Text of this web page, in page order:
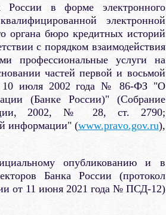
России в форме электронного
электронной
органа бюро кредитных историй
с порядком взаимодействия
профессиональные услуги на
частей первой и восьмой
10 июля 2002 года № 86-ФЗ "О
(Банке России)" (Собрание
2002, № 28, ст. 2790;
информации" (www.pravo.gov.ru),
опубликованию и в
Банка России (протокол
от 11 июня 2021 года № ПСД-12)